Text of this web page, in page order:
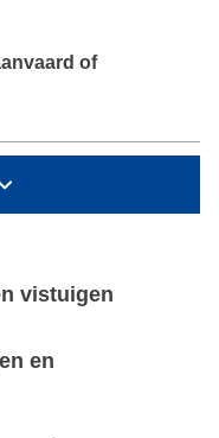
vistuigen
en